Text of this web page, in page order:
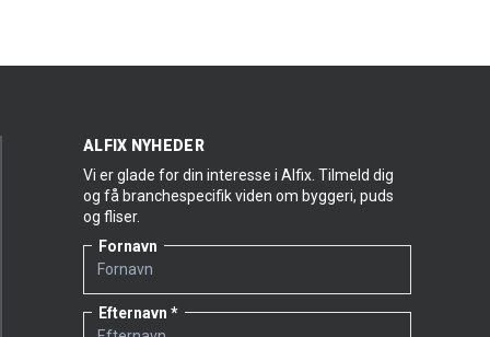
ALFIX NYHEDER
Vi er glade for din interesse i Alfix. Tilmeld dig
og få branchespecifik viden om byggeri, puds
og fliser.
Fornavn
Efternavn